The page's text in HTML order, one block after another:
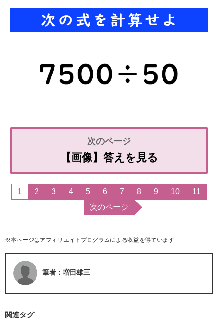
IT製品の技術・比較・事例
エレクトロニクス専門サイト
建設×テクノロジーの最前線
ちょっと気になるネットの話題
【画像】答えを見る
1 2 3 4 5 6 7 8 9 10
11
次のページ
※本ページはアフィリエイトプログラムによる収益を得ています
筆者：増田雄三
関連タグ